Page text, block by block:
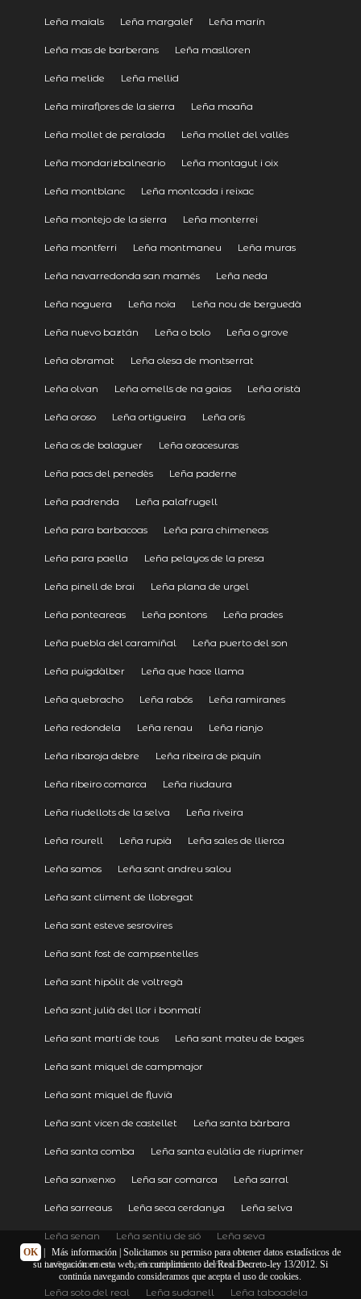
Leña maials Leña margalef Leña marín
Leña mas de barberans Leña maslloren
Leña melide Leña mellid
Leña miraflores de la sierra Leña moaña
Leña mollet de peralada Leña mollet del vallès
Leña mondarizbalneario Leña montagut i oix
Leña montblanc Leña montcada i reixac
Leña montejo de la sierra Leña monterrei
Leña montferri Leña montmaneu Leña muras
Leña navarredonda san mamés Leña neda
Leña noguera Leña noia Leña nou de berguedà
Leña nuevo baztán Leña o bolo Leña o grove
Leña obramat Leña olesa de montserrat
Leña olvan Leña omells de na gaias Leña oristà
Leña oroso Leña ortigueira Leña orís
Leña os de balaguer Leña ozacesuras
Leña pacs del penedès Leña paderne
Leña padrenda Leña palafrugell
Leña para barbacoas Leña para chimeneas
Leña para paella Leña pelayos de la presa
Leña pinell de brai Leña plana de urgel
Leña ponteareas Leña pontons Leña prades
Leña puebla del caramiñal Leña puerto del son
Leña puigdàlber Leña que hace llama
Leña quebracho Leña rabós Leña ramiranes
Leña redondela Leña renau Leña rianjo
Leña ribaroja debre Leña ribeira de piquín
Leña ribeiro comarca Leña riudaura
Leña riudellots de la selva Leña riveira
Leña rourell Leña rupià Leña sales de llierca
Leña samos Leña sant andreu salou
Leña sant climent de llobregat
Leña sant esteve sesrovires
Leña sant fost de campsentelles
Leña sant hipòlit de voltregà
Leña sant julià del llor i bonmatí
Leña sant martí de tous Leña sant mateu de bages
Leña sant miquel de campmajor
Leña sant miquel de fluvià
Leña sant vicen de castellet Leña santa bàrbara
Leña santa comba Leña santa eulàlia de riuprimer
Leña sanxenxo Leña sar comarca Leña sarral
Leña sarreaus Leña seca cerdanya Leña selva
Leña senan Leña sentiu de sió Leña seva
Leña sidamon Leña silleda Leña soses
Leña soto del real Leña sudanell Leña taboadela
OK Más información| Solicitamos su permiso para obtener datos estadísticos de
su navegación en esta web, en cumplimiento del Real Decreto-ley 13/2012. Si
continúa navegando consideramos que acepta el uso de cookies.